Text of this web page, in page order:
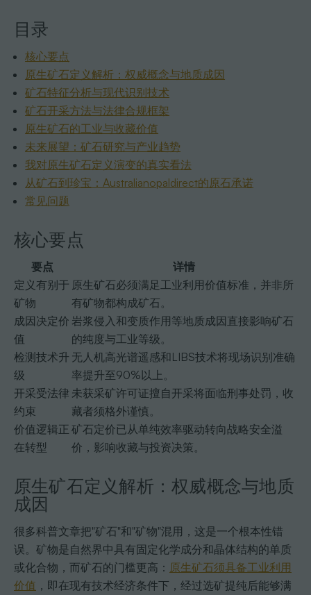
目录
核心要点
原生矿石定义解析：权威概念与地质成因
矿石特征分析与现代识别技术
矿石开采方法与法律合规框架
原生矿石的工业与收藏价值
未来展望：矿石研究与产业趋势
我对原生矿石定义演变的真实看法
从矿石到珍宝：Australianopaldirect的原石承诺
常见问题
核心要点
要点
详情
定义有别于
矿物
原生矿石必须满足工业利用价值标准，并非所
有矿物都构成矿石。
成因决定价
值
岩浆侵入和变质作用等地质成因直接影响矿石
的纯度与工业等级。
检测技术升
级
无人机高光谱遥感和LIBS技术将现场识别准确
率提升至90%以上。
开采受法律
约束
未获采矿许可证擅自开采将面临刑事处罚，收
藏者须格外谨慎。
价值逻辑正
在转型
矿石定价已从单纯效率驱动转向战略安全溢
价，影响收藏与投资决策。
原生矿石定义解析：权威概念与地质
成因
很多科普文章把"矿石"和"矿物"混用，这是一个根本性错
误。矿物是自然界中具有固定化学成分和晶体结构的单质
或化合物，而矿石的门槛更高： 原生矿石须具备工业利用
价值 ，即在现有技术经济条件下，经过选矿提纯后能够满